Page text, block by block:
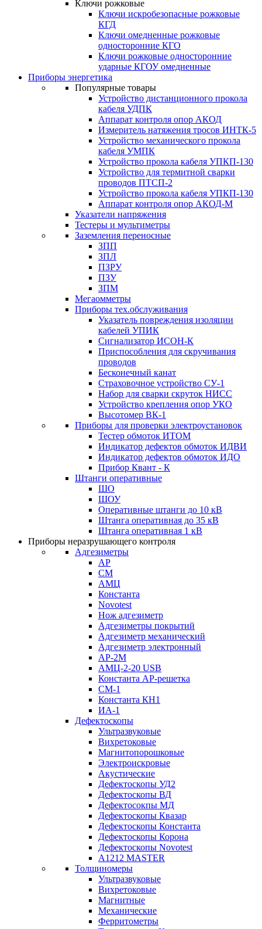
Ключи рожковые
Ключи искробезопасные рожковые
КГД
Ключи омедненные рожковые
односторонние КГО
Ключи рожковые односторонние
ударные КГОУ омедненные
Приборы энергетика
Популярные товары
Устройство дистанционного прокола
кабеля УДПК
Аппарат контроля опор АКОД
Измеритель натяжения тросов ИНТК-5
Устройство механического прокола
кабеля УМПК
Устройство прокола кабеля УПКП-130
Устройство для термитной сварки
проводов ПТСП-2
Устройство прокола кабеля УПКП-130
Аппарат контроля опор АКОД-М
Указатели напряжения
Тестеры и мультиметры
Заземления переносные
ЗПП
ЗПЛ
ПЗРУ
ПЗУ
ЗПМ
Мегаомметры
Приборы тех.обслуживания
Указатель повреждения изоляции
кабелей УПИК
Сигнализатор ИСОН-К
Приспособления для скручивания
проводов
Бесконечный канат
Страховочное устройство СУ-1
Набор для сварки скруток НИСС
Устройство крепления опор УКО
Высотомер ВК-1
Приборы для проверки электроустановок
Тестер обмоток ИТОМ
Индикатор дефектов обмоток ИДВИ
Индикатор дефектов обмоток ИДО
Прибор Квант - К
Штанги оперативные
ШО
ШОУ
Оперативные штанги до 10 кВ
Штанга оперативная до 35 кВ
Штанга оперативная 1 кВ
Приборы неразрушающего контроля
Адгезиметры
АР
СМ
АМЦ
Константа
Novotest
Нож адгезиметр
Адгезиметры покрытий
Адгезиметр механический
Адгезиметр электронный
АР-2М
АМЦ-2-20 USB
Константа АР-решетка
СМ-1
Константа КН1
ИА-1
Дефектоскопы
Ультразвуковые
Вихретоковые
Магнитопорошковые
Электроискровые
Акустические
Дефектоскопы УД2
Дефектоскопы ВД
Дефектосокпы МД
Дефектоскопы Квазар
Дефектоскопы Константа
Дефектоскопы Корона
Дефектоскопы Novotest
А1212 MASTER
Толщиномеры
Ультразвуковые
Вихретоковые
Магнитные
Механические
Ферритометры